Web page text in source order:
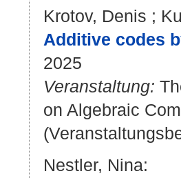
Krotov, Denis ;
Additive codes
2025
Veranstaltung:
on Algebraic
Nestler, Nina: